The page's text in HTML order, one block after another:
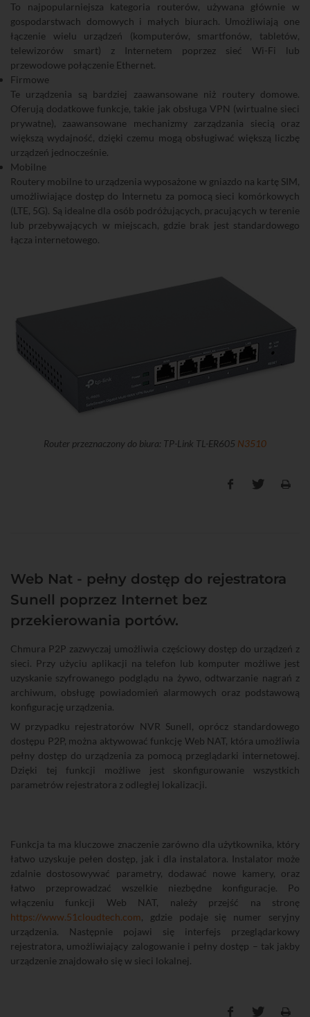
To najpopularniejsza kategoria routerów, używana głównie w
gospodarstwach domowych i małych biurach. Umożliwiają one
łączenie wielu urządzeń (komputerów, smartfonów, tabletów,
telewizorów smart) z Internetem poprzez sieć Wi-Fi lub
przewodowe połączenie Ethernet.
Firmowe
Te urządzenia są bardziej zaawansowane niż routery domowe.
Oferują dodatkowe funkcje, takie jak obsługa VPN (wirtualne sieci
prywatne), zaawansowane mechanizmy zarządzania siecią oraz
większą wydajność, dzięki czemu mogą obsługiwać większą liczbę
urządzeń jednocześnie.
Mobilne
Routery mobilne to urządzenia wyposażone w gniazdo na kartę SIM,
umożliwiające dostęp do Internetu za pomocą sieci komórkowych
(LTE, 5G). Są idealne dla osób podróżujących, pracujących w terenie
lub przebywających w miejscach, gdzie brak jest standardowego
łącza internetowego.
Router przeznaczony do biura: TP-Link TL-ER605 N3510
Web Nat - pełny dostęp do rejestratora
Sunell poprzez Internet bez
przekierowania portów.
Chmura P2P zazwyczaj umożliwia częściowy dostęp do urządzeń z
sieci. Przy użyciu aplikacji na telefon lub komputer możliwe jest
uzyskanie szyfrowanego podglądu na żywo, odtwarzanie nagrań z
archiwum, obsługę powiadomień alarmowych oraz podstawową
konfigurację urządzenia.
W przypadku rejestratorów NVR Sunell, oprócz standardowego
dostępu P2P, można aktywować funkcję Web NAT, która umożliwia
pełny dostęp do urządzenia za pomocą przeglądarki internetowej.
Dzięki tej funkcji możliwe jest skonfigurowanie wszystkich
parametrów rejestratora z odległej lokalizacji.
Funkcja ta ma kluczowe znaczenie zarówno dla użytkownika, który
łatwo uzyskuje pełen dostęp, jak i dla instalatora. Instalator może
zdalnie dostosowywać parametry, dodawać nowe kamery, oraz
łatwo przeprowadzać wszelkie niezbędne konfiguracje. Po
włączeniu funkcji Web NAT, należy przejść na stronę
https://www.51cloudtech.com, gdzie podaje się numer seryjny
urządzenia. Następnie pojawi się interfejs przeglądarkowy
rejestratora, umożliwiający zalogowanie i pełny dostęp – tak jakby
urządzenie znajdowało się w sieci lokalnej.